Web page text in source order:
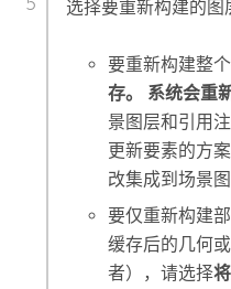
选择要重新构建的图
要重新构建整
存。 系统会重
景图层和引用
更新要素的方
改集成到场景图
要仅重新构建
缓存后的几何
者），请选择